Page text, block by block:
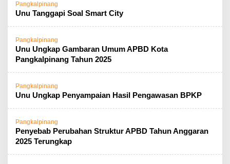
Pangkalpinang
Unu Tanggapi Soal Smart City
Pangkalpinang
Unu Ungkap Gambaran Umum APBD Kota
Pangkalpinang Tahun 2025
Pangkalpinang
Unu Ungkap Penyampaian Hasil Pengawasan BPKP
Pangkalpinang
Penyebab Perubahan Struktur APBD Tahun Anggaran
2025 Terungkap